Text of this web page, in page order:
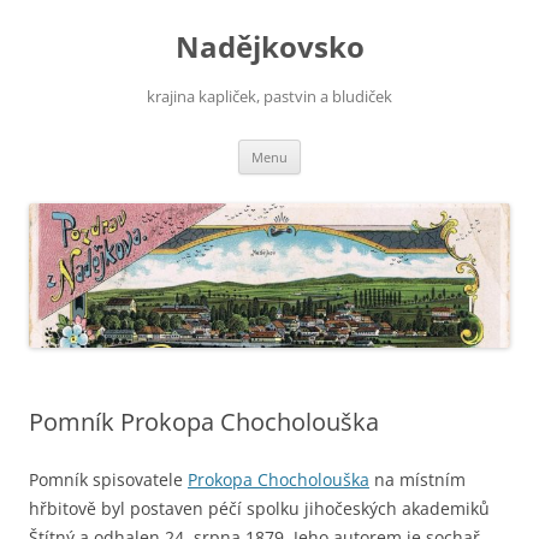
Nadějkovsko
krajina kapliček, pastvin a bludiček
Menu
webu
Pomník Prokopa Chocholouška
Pomník spisovatele Prokopa Chocholouška na místním
hřbitově byl postaven péčí spolku jihočeských akademiků